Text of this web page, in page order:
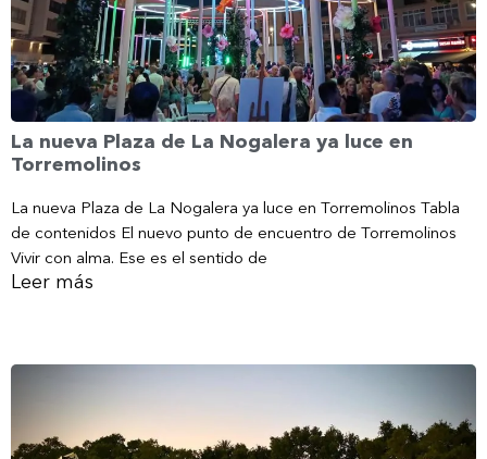
La nueva Plaza de La Nogalera ya luce en
Torremolinos
La nueva Plaza de La Nogalera ya luce en Torremolinos Tabla
de contenidos El nuevo punto de encuentro de Torremolinos
Vivir con alma. Ese es el sentido de
Leer más